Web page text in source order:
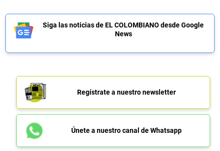
Siga las noticias de EL COLOMBIANO desde Google
News
Regístrate a nuestro newsletter
Únete a nuestro canal de Whatsapp